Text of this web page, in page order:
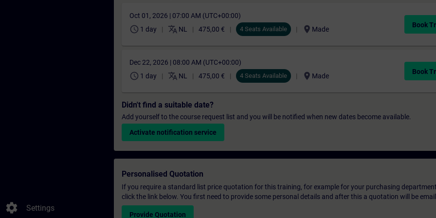
settings Settings
Oct 01, 2026 | 07:00 AM (UTC+00:00)
schedule 1 day translate NL 475,00 € 4 Seats Available location_on Made
Book
Dec 22, 2026 | 08:00 AM (UTC+00:00)
schedule 1 day translate NL 475,00 € 4 Seats Available location_on Made
Book
Didn't find a suitable date?
Add yourself to the course request list and you will be notified when new dates become available.
Activate notification service
Personalised Quotation
If you require a standard list price quotation for this training, for example for your purchasing
click the link below. You first need to provide some personal details and after this a quotation will be
Provide Quotation